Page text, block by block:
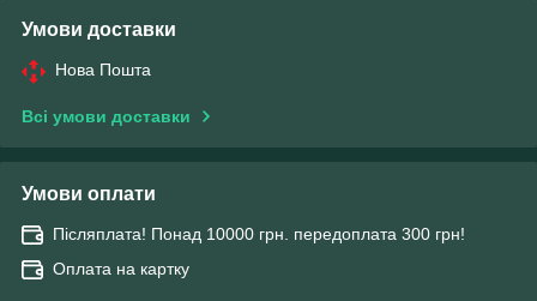
Умови доставки
Нова Пошта
Всі умови доставки
Умови оплати
Післяплата! Понад 10000 грн. передоплата 300 грн!
Оплата на картку